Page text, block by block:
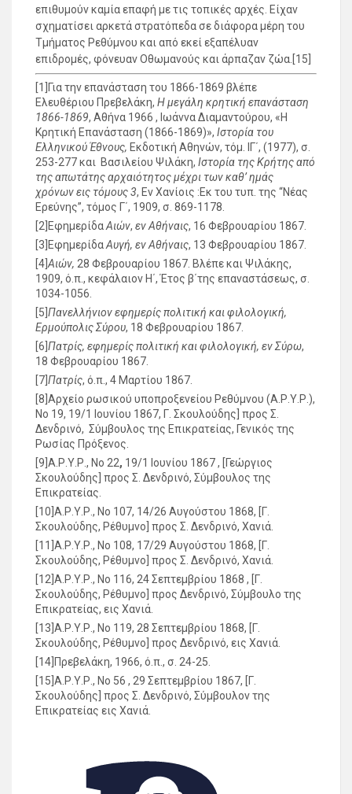
επιθυμούν καμία επαφή με τις τοπικές αρχές. Είχαν
σχηματίσει αρκετά στρατόπεδα σε διάφορα μέρη του
Τμήματος Ρεθύμνου και από εκεί εξαπέλυαν
επιδρομές, φόνευαν Οθωμανούς και άρπαζαν ζώα.[15]
[1]Για την επανάσταση του 1866-1869 βλέπε
Ελευθέριου Πρεβελάκη, Η μεγάλη κρητική επανάσταση
1866-1869, Αθήνα 1966 , Ιωάννα Διαμαντούρου, «Η
Κρητική Επανάσταση (1866-1869)», Ιστορία του
Ελληνικού Έθνους, Εκδοτική Αθηνών, τόμ. ΙΓ΄, (1977), σ.
253-277 και Βασιλείου Ψιλάκη, Ιστορία της Κρήτης από
της απωτάτης αρχαιότητος μέχρι των καθ’ ημάς
χρόνωνεις τόμους 3, Εν Χανίοις :Εκ του τυπ. της “Νέας
Ερεύνης”, τόμος Γ΄, 1909, σ. 869-1178.
[2]ΕφημερίδαΑιών, εν Αθήναις, 16 Φεβρουαρίου 1867.
[3]ΕφημερίδαΑυγή, εν Αθήναις, 13 Φεβρουαρίου 1867.
[4] Αιών, 28 Φεβρουαρίου 1867. Βλέπε και Ψιλάκης,
1909, ό.π., κεφάλαιον Η΄, Έτος β΄της επαναστάσεως, σ.
1034-1056.
[5] Πανελλήνιον εφημερίς πολιτική και φιλολογική,
Ερμούπολις Σύρου, 18 Φεβρουαρίου 1867.
[6] Πατρίς, εφημερίς πολιτική και φιλολογική, εν Σύρω,
18 Φεβρουαρίου 1867.
[7] Πατρίς, ό.π., 4 Μαρτίου 1867.
[8]Αρχείο ρωσικού υποπροξενείου Ρεθύμνου (Α.Ρ.Υ.Ρ.),
No 19, 19/1 Ιουνίου 1867, Γ. Σκουλούδης] προς Σ.
Δενδρινό, Σύμβουλος της Επικρατείας, Γενικός της
Ρωσίας Πρόξενος.
[9]Α.Ρ.Υ.Ρ., No 22, 19/1 Ιουνίου 1867 , [Γεώργιος
Σκουλούδης] προς Σ. Δενδρινό, Σύμβουλος της
Επικρατείας.
[10]Α.Ρ.Υ.Ρ., No 107, 14/26 Αυγούστου 1868, [Γ.
Σκουλούδης, Ρέθυμνο] προς Σ. Δενδρινό, Χανιά.
[11]Α.Ρ.Υ.Ρ., No 108, 17/29 Αυγούστου 1868, [Γ.
Σκουλούδης, Ρέθυμνο] προς Σ. Δενδρινό, Χανιά.
[12]Α.Ρ.Υ.Ρ., No 116, 24 Σεπτεμβρίου 1868 , [Γ.
Σκουλούδης, Ρέθυμνο] προς Δενδρινό, Σύμβουλο της
Επικρατείας, εις Χανιά.
[13]Α.Ρ.Υ.Ρ., No 119, 28 Σεπτεμβρίου 1868, [Γ.
Σκουλούδης, Ρέθυμνο] προς Δενδρινό, εις Χανιά.
[14]Πρεβελάκη, 1966, ό.π., σ. 24-25.
[15]Α.Ρ.Υ.Ρ., No 56 , 29 Σεπτεμβρίου 1867, [Γ.
Σκουλούδης] προς Σ. Δενδρινό, Σύμβουλον της
Επικρατείας εις Χανιά.